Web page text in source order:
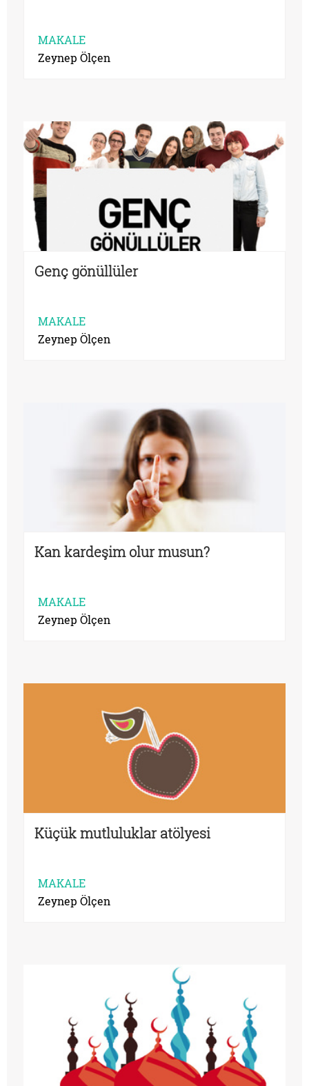
MAKALE
Zeynep Ölçen
Genç gönüllüler
MAKALE
Zeynep Ölçen
Kan kardeşim olur musun?
MAKALE
Zeynep Ölçen
Küçük mutluluklar atölyesi
MAKALE
Zeynep Ölçen